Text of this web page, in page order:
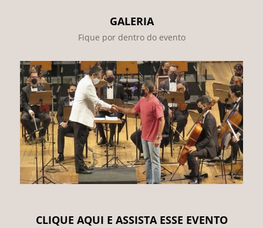
GALERIA
Fique por dentro do evento
CLIQUE AQUI E ASSISTA ESSE EVENTO